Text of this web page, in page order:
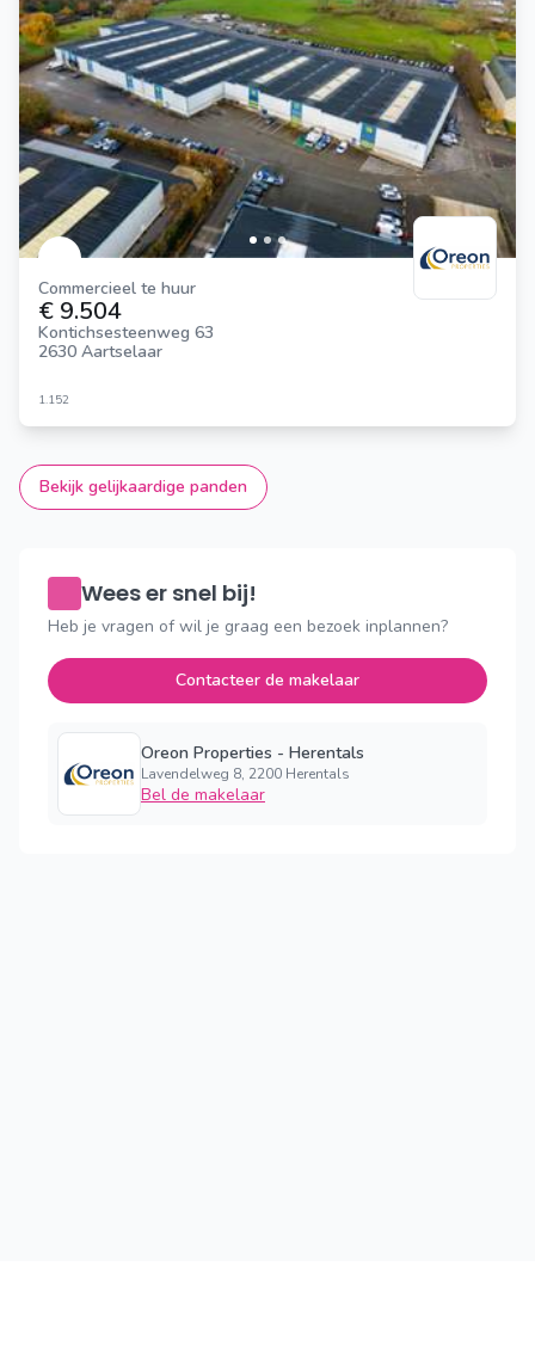
Commercieel te huur
€ 9.504
Kontichsesteenweg 63
2630 Aartselaar
1.152
Bekijk gelijkaardige panden
Wees er snel bij!
Heb je vragen of wil je graag een bezoek inplannen?
Contacteer de makelaar
Oreon Properties - Herentals
Lavendelweg 8, 2200 Herentals
Bel de makelaar